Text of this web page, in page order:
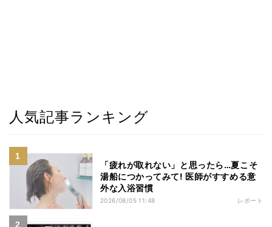
人気記事ランキング
「疲れが取れない」と思ったら…夏こそ
湯船につかってみて! 医師がすすめる意
外な入浴習慣
2026/08/05 11:48 レポート